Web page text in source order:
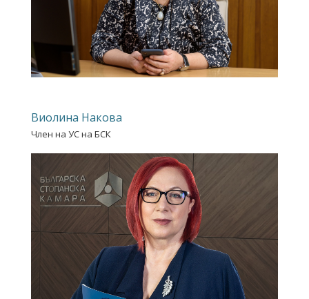
Виолина Накова
Член на УС на БСК